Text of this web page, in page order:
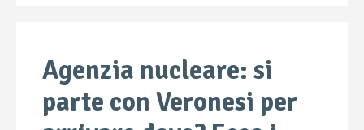
Agenzia nucleare: si
parte con Veronesi per